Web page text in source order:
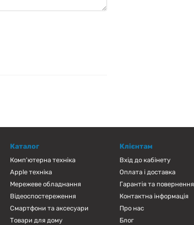
Каталог
Комп'ютерна техніка
Apple техніка
Мережеве обладнання
Відеоспостереження
Смартфони та аксесуари
Товари для дому
Клієнтам
Вхід до кабінету
Оплата і доставка
Гарантія та повернення
Контактна інформація
Про нас
Блог